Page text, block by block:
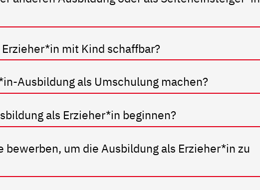
mit Kind schaffbar?
Ausbildung als Umschulung machen?
als Erzieher*in beginnen?
bewerben, um die Ausbildung als Erzieher*in zu